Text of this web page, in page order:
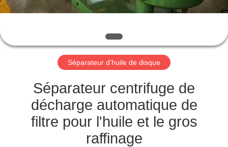
VISITE
L'USINE
CONTRÔLE
QUALITÉ
Séparateur d'huile de disque
Séparateur centrifuge de
décharge automatique de
filtre pour l'huile et le gros
raffinage